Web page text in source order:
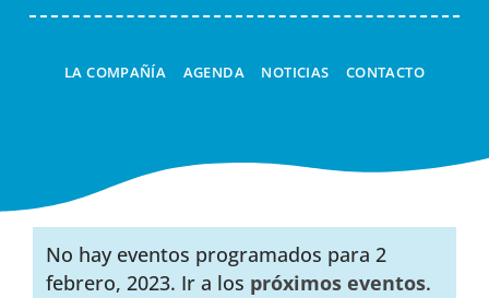
LA COMPAÑÍA AGENDA NOTICIAS CONTACTO
Aviso
No hay eventos programados para 2
febrero, 2023. Ir a los próximos eventos.